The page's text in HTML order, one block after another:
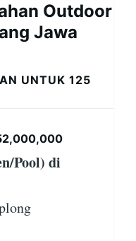
Outdoor
Jawa
UNTUK 125
Pool) di